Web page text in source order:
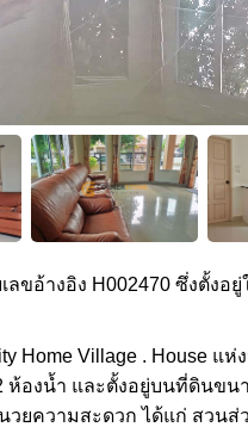
ขอ้างอิง H002470 ซึ่งตั้ง
Home Village . House แ
ห้องน้ำ และตั้งอยู่บนที่ดินขน
วยความสะดวก ได้แก่ สวนส่